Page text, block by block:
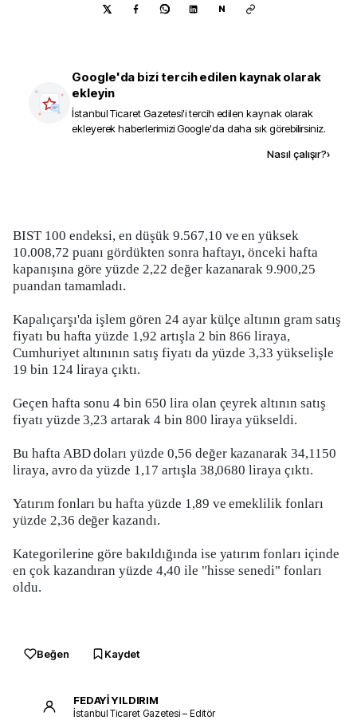
N
Google'da bizi tercih edilen kaynak olarak
ekleyin
İstanbul Ticaret Gazetesi'i tercih edilen kaynak olarak
ekleyerek haberlerimizi Google'da daha sık görebilirsiniz.
Nasıl çalışır?›
BIST 100 endeksi, en düşük 9.567,10 ve en yüksek
10.008,72 puanı gördükten sonra haftayı, önceki hafta
kapanışına göre yüzde 2,22 değer kazanarak 9.900,25
puandan tamamladı.
Kapalıçarşı'da işlem gören 24 ayar külçe altının gram satış
fiyatı bu hafta yüzde 1,92 artışla 2 bin 866 liraya,
Cumhuriyet altınının satış fiyatı da yüzde 3,33 yükselişle
19 bin 124 liraya çıktı.
Geçen hafta sonu 4 bin 650 lira olan çeyrek altının satış
fiyatı yüzde 3,23 artarak 4 bin 800 liraya yükseldi.
Bu hafta ABD doları yüzde 0,56 değer kazanarak 34,1150
liraya, avro da yüzde 1,17 artışla 38,0680 liraya çıktı.
Yatırım fonları bu hafta yüzde 1,89 ve emeklilik fonları
yüzde 2,36 değer kazandı.
Kategorilerine göre bakıldığında ise yatırım fonları içinde
en çok kazandıran yüzde 4,40 ile "hisse senedi" fonları
oldu.
Beğen Kaydet
FEDAYİ YILDIRIM
İstanbul Ticaret Gazetesi – Editör